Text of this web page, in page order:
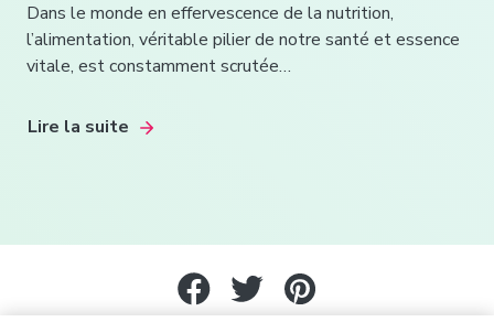
Dans le monde en effervescence de la nutrition,
l’alimentation, véritable pilier de notre santé et essence
vitale, est constamment scrutée…
Lire la suite